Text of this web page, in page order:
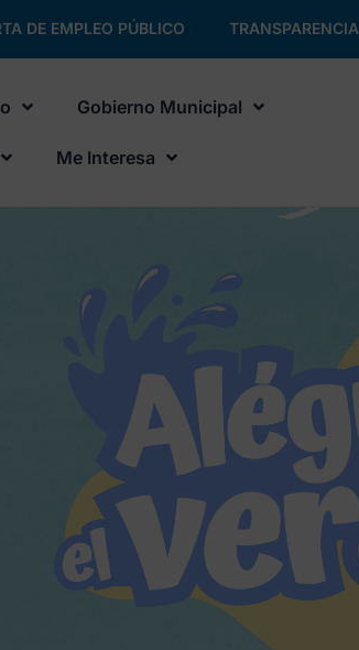
DE EMPLEO PÚBLICO TRANSPARENCIA
Gobierno Municipal
Me Interesa